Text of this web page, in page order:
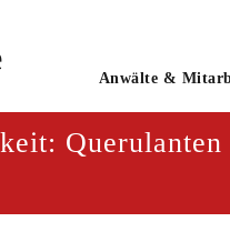
Anwälte &
Querulanten